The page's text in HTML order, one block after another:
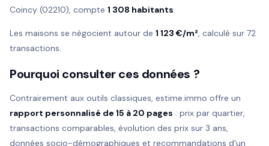
Coincy (02210), compte 1 308 habitants.
Les maisons se négocient autour de 1 123 €/m², calculé sur 72
transactions.
Pourquoi consulter ces données ?
Contrairement aux outils classiques, estime.immo offre un
rapport personnalisé de 15 à 20 pages : prix par quartier,
transactions comparables, évolution des prix sur 3 ans,
données socio-démographiques et recommandations d'un